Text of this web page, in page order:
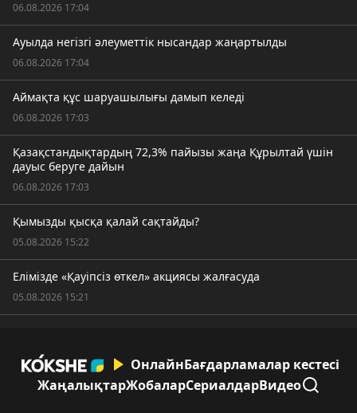
06.08.2026 17:04
Ауылда негізгі әлеуметтік нысандар жаңартылды
06.08.2026 17:04
Аймақта құс шаруашылығы дамып келеді
06.08.2026 17:03
Қазақстандықтардың 72,3% пайызы жаңа Құрылтай үшін
дауыс беруге дайын
06.08.2026 17:03
Қымызды қысқа қалай сақтайды?
05.08.2026 15:22
Елімізде «Қауіпсіз өткел» акциясы жалғасуда
05.08.2026 15:21
ОнлайнБағдарламалар кестесі
ЖаңалықтарЖобаларСериалдарВидео